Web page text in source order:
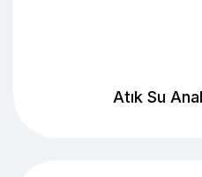
Atık Su